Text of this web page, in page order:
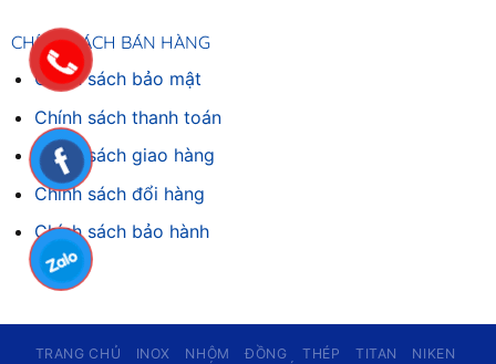
CHÍNH SÁCH BÁN HÀNG
Chính sách bảo mật
Chính sách thanh toán
Chính sách giao hàng
Chinh sách đổi hàng
Chính sách bảo hành
TRANG CHỦ INOX NHÔM ĐỒNG THÉP TITAN
NIKEN